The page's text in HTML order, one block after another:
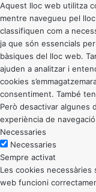
Aquest lloc web utilitza
mentre navegueu pel
classifiquen com a
ja que són essencials
bàsiques del lloc web.
ajuden a analitzar i
cookies
consentiment. També
Però desactivar algunes
experiència de
Necessaries
Necessaries
Sempre activat
Les cookies
web funcioni